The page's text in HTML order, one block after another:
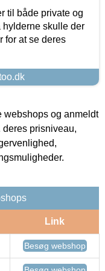
til både private og
hylderne skulle der
for at se deres
og anmeldt
deres prisniveau,
Link
Besøg webshop